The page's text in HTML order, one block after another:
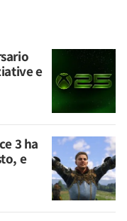
e
3 ha
e